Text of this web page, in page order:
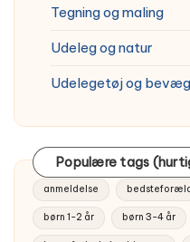
Tegning og maling
Udeleg og natur
Udelegetøj og
Populære tags
anmeldelse
børn 1-2 år børn 3-4 år